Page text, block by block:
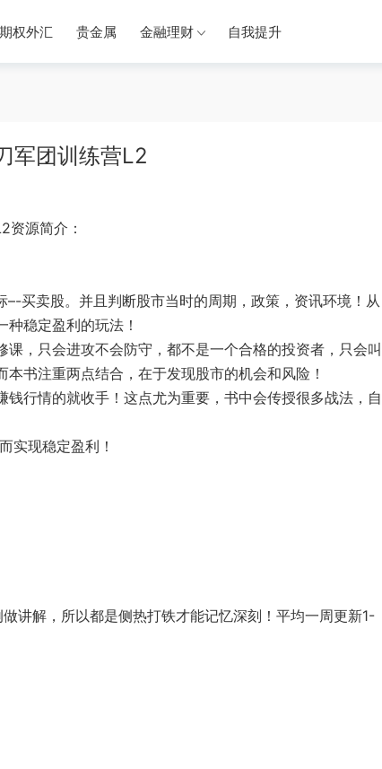
权外汇 贵金属 金融理财 自我提升
军团训练营L2
资源简介：
–-买卖股。并且 判断股市当时的周期，政策， 资讯环境！ 从
种稳定盈利的玩法！
课，只会进攻不会防守，都不是一个合格的投资者，只会叫
本书注重两点结合， 在于发现股市的机会和风险！
钱行情的就收手！这点尤为重要， 书中会传授很多战法，自
实现稳定盈利！
做讲解，所以都是侧热打铁才能记忆深刻！平均一周更新1-